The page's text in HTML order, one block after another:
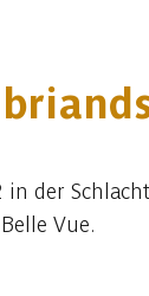
der
Vue.